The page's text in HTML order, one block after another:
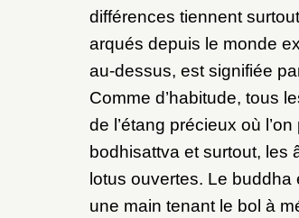
différences tiennent
arqués depuis le monde
au-dessus, est signifiée
Comme d’habitude, tous
de l’étang précieux où
bodhisattva et surtout, les
lotus ouvertes. Le buddha
une main tenant le bol à
Valider
Nouveau dossier
Mot de